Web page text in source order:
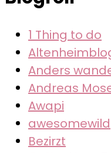
1 Thing to do
Anders
Andreas
Awapi
awesomewild
Bezirzt